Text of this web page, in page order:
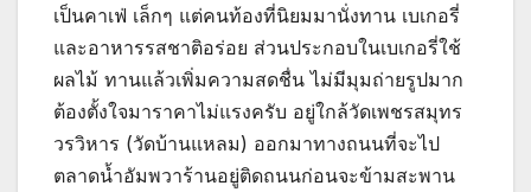
เป็นคาเฟ่ เล็กๆ แต่คนท้องที่นิยมมานั่งทาน เบเกอรี่
และอาหารรสชาติอร่อย ส่วนประกอบในเบเกอรี่ใช้
ผลไม้ ทานแล้วเพิ่มความสดชื่น ไม่มีมุมถ่ายรูปมาก
ต้องตั้งใจมาราคาไม่แรงครับ อยู่ใกล้วัดเพชรสมุทร
วรวิหาร (วัดบ้านแหลม) ออกมาทางถนนที่จะไป
ตลาดน้ำอัมพวาร้านอยู่ติดถนนก่อนจะข้ามสะพาน